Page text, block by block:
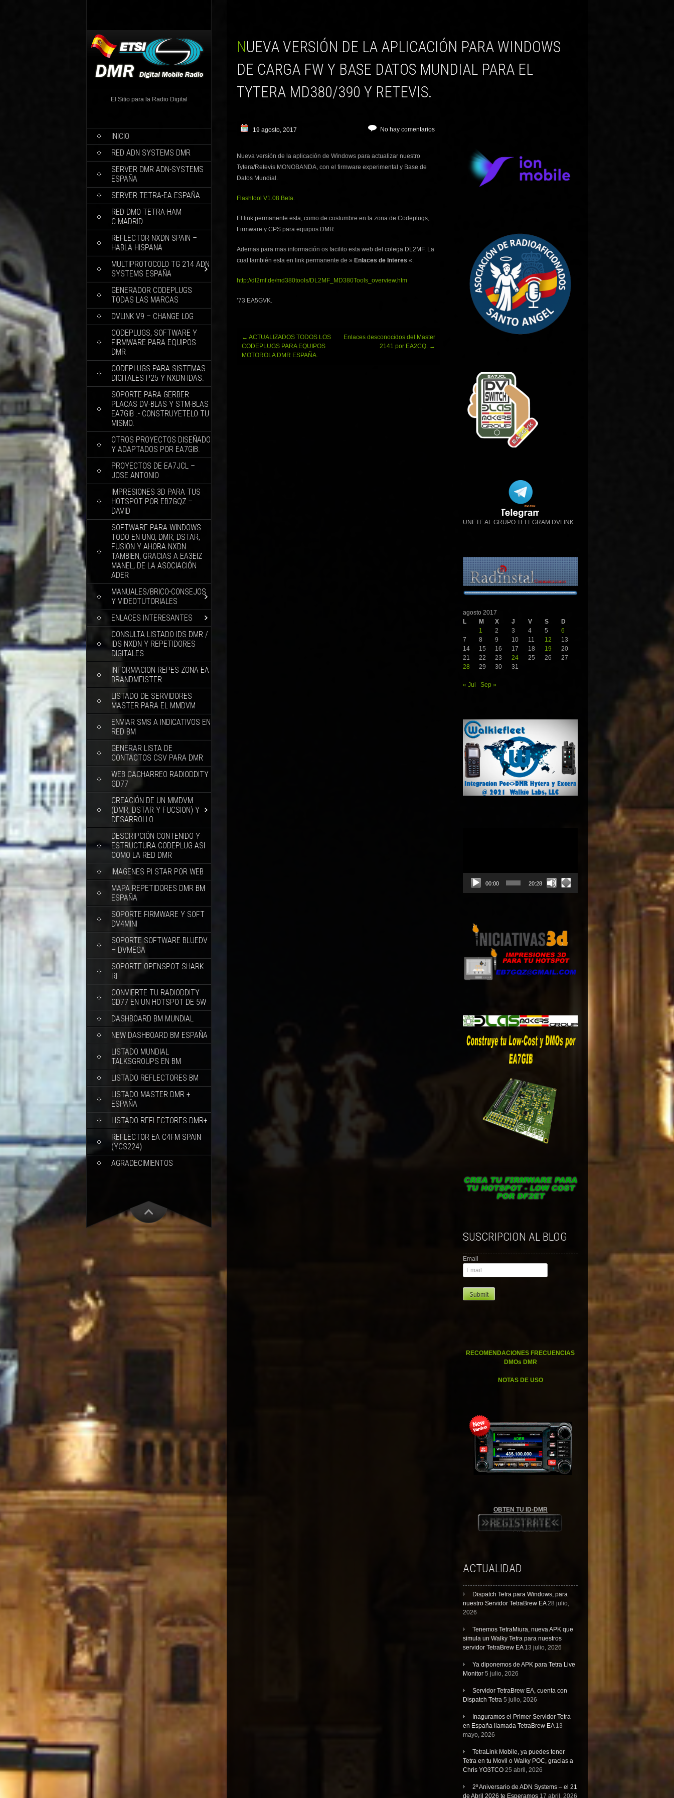
El Sitio para la Radio Digital
INICIO
RED ADN SYSTEMS DMR
SERVER DMR ADN-SYSTEMS
ESPAÑA
SERVER TETRA-EA ESPAÑA
RED DMO TETRA-HAM
C.MADRID
REFLECTOR NXDN SPAIN –
HABLA HISPANA
MULTIPROTOCOLO TG 214 ADN
SYSTEMS ESPAÑA
GENERADOR CODEPLUGS
TODAS LAS MARCAS
DVLINK V9 – CHANGE LOG
CODEPLUGS, SOFTWARE Y
FIRMWARE PARA EQUIPOS
DMR
CODEPLUGS PARA SISTEMAS
DIGITALES P25 Y NXDN-IDAS.
SOPORTE PARA GERBER
PLACAS DV-BLAS Y STM-BLAS
EA7GIB .- CONSTRUYETELO TU
MISMO.
OTROS PROYECTOS DISEÑADO
Y ADAPTADOS POR EA7GIB.
PROYECTOS DE EA7JCL –
JOSE ANTONIO
IMPRESIONES 3D PARA TUS
HOTSPOT POR EB7GQZ –
DAVID
SOFTWARE PARA WINDOWS
TODO EN UNO, DMR, DSTAR,
FUSION Y AHORA NXDN
TAMBIEN, GRACIAS A EA3EIZ
MANEL, DE LA ASOCIACIÓN
ADER
MANUALES/BRICO-CONSEJOS
Y VIDEOTUTORIALES
ENLACES INTERESANTES
CONSULTA LISTADO IDS DMR /
IDS NXDN Y REPETIDORES
DIGITALES
INFORMACION REPES ZONA EA
BRANDMEISTER
LISTADO DE SERVIDORES
MASTER PARA EL MMDVM
ENVIAR SMS A INDICATIVOS EN
RED BM
GENERAR LISTA DE
CONTACTOS CSV PARA DMR
WEB CACHARREO RADIODDITY
GD77
CREACIÓN DE UN MMDVM
(DMR, DSTAR Y FUCSION) Y
DESARROLLO
DESCRIPCIÓN CONTENIDO Y
ESTRUCTURA CODEPLUG ASI
COMO LA RED DMR
IMAGENES PI STAR POR WEB
MAPA REPETIDORES DMR BM
ESPAÑA
SOPORTE FIRMWARE Y SOFT
DV4MINI
SOPORTE SOFTWARE BLUEDV
– DVMEGA
SOPORTE OPENSPOT SHARK
RF
CONVIERTE TU RADIODDITY
GD77 EN UN HOTSPOT DE 5W
DASHBOARD BM MUNDIAL
NEW DASHBOARD BM ESPAÑA
LISTADO MUNDIAL
TALKSGROUPS EN BM
LISTADO REFLECTORES BM
LISTADO MASTER DMR +
ESPAÑA
LISTADO REFLECTORES DMR+
REFLECTOR EA C4FM SPAIN
(YCS224)
AGRADECIMIENTOS
NUEVA VERSIÓN DE LA APLICACIÓN PARA WINDOWS
DE CARGA FW Y BASE DATOS MUNDIAL PARA EL
TYTERA MD380/390 Y RETEVIS.
19 agosto, 2017 No hay comentarios
Nueva versión de la aplicación de Windows para actualizar nuestro
Tytera/Retevis MONOBANDA, con el firmware experimental y Base de
Datos Mundial.
Flashtool V1.08 Beta.
El link permanente esta, como de costumbre en la zona de Codeplugs,
Firmware y CPS para equipos DMR.
Ademas para mas información os facilito esta web del colega DL2MF. La
cual también esta en link permanente de » Enlaces de Interes «.
http://dl2mf.de/md380tools/DL2MF_MD380Tools_overview.htm
’73 EA5GVK.
Navegación
de
entradas
← ACTUALIZADOS TODOS LOS
CODEPLUGS PARA EQUIPOS
MOTOROLA DMR ESPAÑA.
Enlaces desconocidos del Master
2141 por EA2CQ. →
UNETE AL GRUPO TELEGRAM DVLINK
agosto 2017
L
M X J V S
D
1
2 3 4 5
6
7
8 9 10 11 12
13
14
15 16 17 18 19
20
21
22 23 24 25 26
27
28
29 30 31
« Jul Sep »
00:00 20:28
SUSCRIPCION AL BLOG
Email
RECOMENDACIONES FRECUENCIAS
DMOs DMR
NOTAS DE USO
OBTEN TU ID-DMR
ACTUALIDAD
Dispatch Tetra para Windows, para
nuestro Servidor TetraBrew EA 28 julio,
2026
Tenemos TetraMiura, nueva APK que
simula un Walky Tetra para nuestros
servidor TetraBrew EA 13 julio, 2026
Ya diponemos de APK para Tetra Live
Monitor 5 julio, 2026
Servidor TetraBrew EA, cuenta con
Dispatch Tetra 5 julio, 2026
Inaguramos el Primer Servidor Tetra
en España llamada TetraBrew EA 13
mayo, 2026
TetraLink Mobile, ya puedes tener
Tetra en tu Movil o Walky POC, gracias a
Chris YO3TCO 25 abril, 2026
2º Aniversario de ADN Systems – el 21
de Abril 2026 te Esperamos 17 abril, 2026